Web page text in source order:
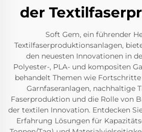
der
Soft Gem, ein führender
Textilfaserproduktionsanlagen,
den neuesten Innovationen in
Polyester-, PLA- und kompositen
behandelt Themen wie
Garnfaseranlagen, nachhaltige
Faserproduktion und die Rolle von
der textilen Innovation. Entdecken
Erfahrung Lösungen für